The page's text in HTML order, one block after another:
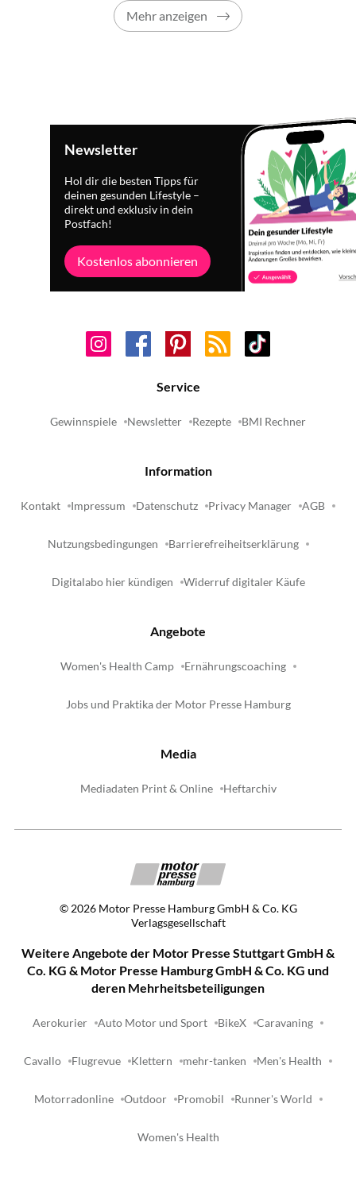
Mehr anzeigen
Newsletter
Hol dir die besten Tipps für
deinen gesunden Lifestyle –
direkt und exklusiv in dein
Postfach!
Kostenlos abonnieren
Service
Gewinnspiele Newsletter Rezepte BMI Rechner
Information
Kontakt Impressum Datenschutz Privacy Manager AGB
Nutzungsbedingungen Barrierefreiheitserklärung
Digitalabo hier kündigen Widerruf digitaler Käufe
Angebote
Women's Health Camp Ernährungscoaching
Jobs und Praktika der Motor Presse Hamburg
Media
Mediadaten Print & Online Heftarchiv
© 2026 Motor Presse Hamburg GmbH & Co. KG
Verlagsgesellschaft
Weitere Angebote der Motor Presse Stuttgart GmbH &
Co. KG & Motor Presse Hamburg GmbH & Co. KG und
deren Mehrheitsbeteiligungen
Aerokurier Auto Motor und Sport BikeX Caravaning
Cavallo Flugrevue Klettern mehr-tanken Men's Health
Motorradonline Outdoor Promobil Runner's World
Women's Health